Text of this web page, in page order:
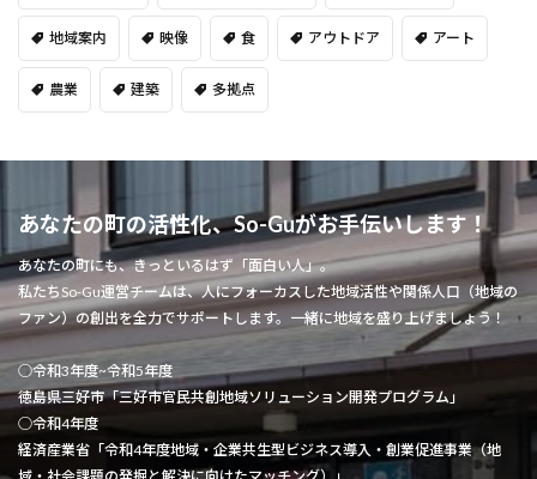
地域案内 映像 食 アウトドア アート
農業 建築 多拠点
あなたの町の活性化、So-Guがお手伝いします！
あなたの町にも、きっといるはず「面白い人」。
私たちSo-Gu運営チームは、人にフォーカスした地域活性や関係人口（地域の
ファン）の創出を全力でサポートします。一緒に地域を盛り上げましょう！
○令和3年度~令和5年度
徳島県三好市「三好市官民共創地域ソリューション開発プログラム」
○令和4年度
経済産業省「令和4年度地域・企業共生型ビジネス導入・創業促進事業（地